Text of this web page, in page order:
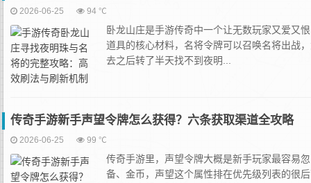
2026-06-25 94 ℃
卧龙山庄是手游传奇中一个让无数玩家又爱又
道具的核心材料，名将令牌可以召唤名将出战
去之后转了半天找不到夜明...
传奇手游新手声望令牌怎么获得？六条获取渠道全攻略
2026-06-25 99 ℃
传奇手游里，声望令牌大概是新手玩家最容易
备、金币，声望这个属性排在优先级列表的很